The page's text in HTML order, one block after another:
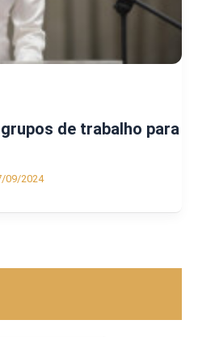
de trabalho para
09/2024